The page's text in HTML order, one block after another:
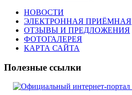
НОВОСТИ
ЭЛЕКТРОННАЯ ПРИЁМНАЯ
ОТЗЫВЫ И ПРЕДЛОЖЕНИЯ
ФОТОГАЛЕРЕЯ
КАРТА САЙТА
Полезные ссылки